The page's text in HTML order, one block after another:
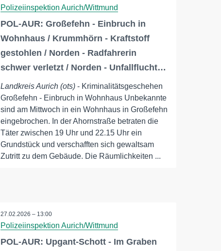
Polizeiinspektion Aurich/Wittmund
POL-AUR: Großefehn - Einbruch in
Wohnhaus / Krummhörn - Kraftstoff
gestohlen / Norden - Radfahrerin
schwer verletzt / Norden - Unfallflucht…
Landkreis Aurich (ots) - Kriminalitätsgeschehen
Großefehn - Einbruch in Wohnhaus Unbekannte
sind am Mittwoch in ein Wohnhaus in Großefehn
eingebrochen. In der Ahornstraße betraten die
Täter zwischen 19 Uhr und 22.15 Uhr ein
Grundstück und verschafften sich gewaltsam
Zutritt zu dem Gebäude. Die Räumlichkeiten ...
27.02.2026 – 13:00
Polizeiinspektion Aurich/Wittmund
POL-AUR: Upgant-Schott - Im Graben